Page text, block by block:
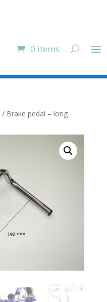
0 items
/ Brake pedal – long